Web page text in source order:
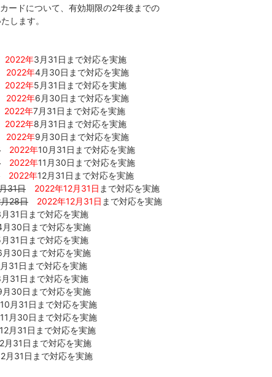
ードについて、有効期限の2年後までの
します。
2022年3月31日まで対応を実施
2022年4月30日まで対応を実施
2022年5月31日まで対応を実施
2022年6月30日まで対応を実施
2022年7月31日まで対応を実施
2022年8月31日まで対応を実施
2022年9月30日まで対応を実施
2022年10月31日まで対応を実施
2022年11月30日まで対応を実施
2022年12月31日まで対応を実施
31日 2022年12月31日 まで対応を実施
28日 2022年12月31日 まで対応を実施
31日まで対応を実施
30日まで対応を実施
31日まで対応を実施
30日まで対応を実施
31日まで対応を実施
31日まで対応を実施
30日まで対応を実施
月31日まで対応を実施
月30日まで対応を実施
月31日まで対応を実施
31日まで対応を実施
31日まで対応を実施